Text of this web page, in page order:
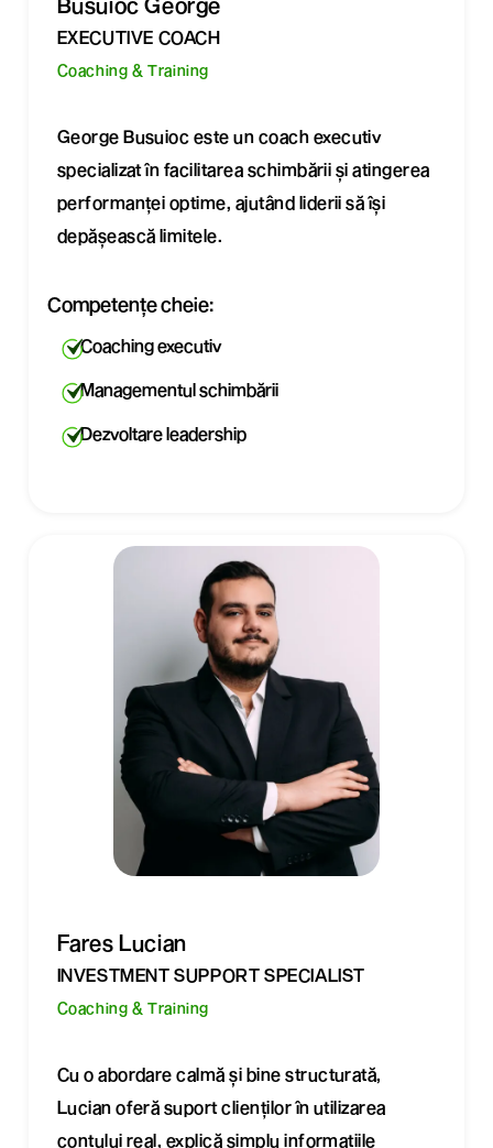
EXECUTIVE COACH
Coaching & Training
George Busuioc este un coach executiv
specializat în facilitarea schimbării și atingerea
performanței optime, ajutând liderii să își
depășească limitele.
Competențe cheie:
Coaching executiv
Managementul schimbării
Dezvoltare leadership
Fares Lucian
INVESTMENT SUPPORT SPECIALIST
Coaching & Training
Cu o abordare calmă și bine structurată,
Lucian oferă suport clienților în utilizarea
contului real, explică simplu informațiile